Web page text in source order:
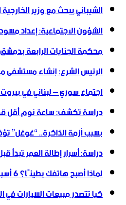
الشيباني يبحث مع وزير الخارجية
الشؤون الاجتماعية: إعداد
محكمة الجنايات الرابعة
الرئيس الشرع: إنشاء ‌‏مستشفى
اجتماع سوري – لبناني في بيروت
دراسة تكشف: ساعة نوم أقل
بسبب أزمة الذاكرة.. “غوغل”
دراسة: أسرار إطالة العمر تبدأ
لماذا أصبح هاتفك بطيئًا؟ 6 أسباب رئيسية و8 طرق فعالة لاستعادة سرعته
كيا تتصدر مبيعات السيارات في